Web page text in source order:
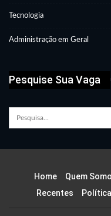
Tecnologia
Administração em Geral
Pesquise Sua Vaga
Home Quem
Recentes